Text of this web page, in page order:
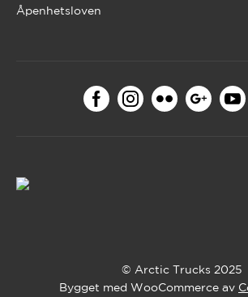
Åpenhetsloven
© Arctic Trucks 2025
Bygget med WooCommerce av